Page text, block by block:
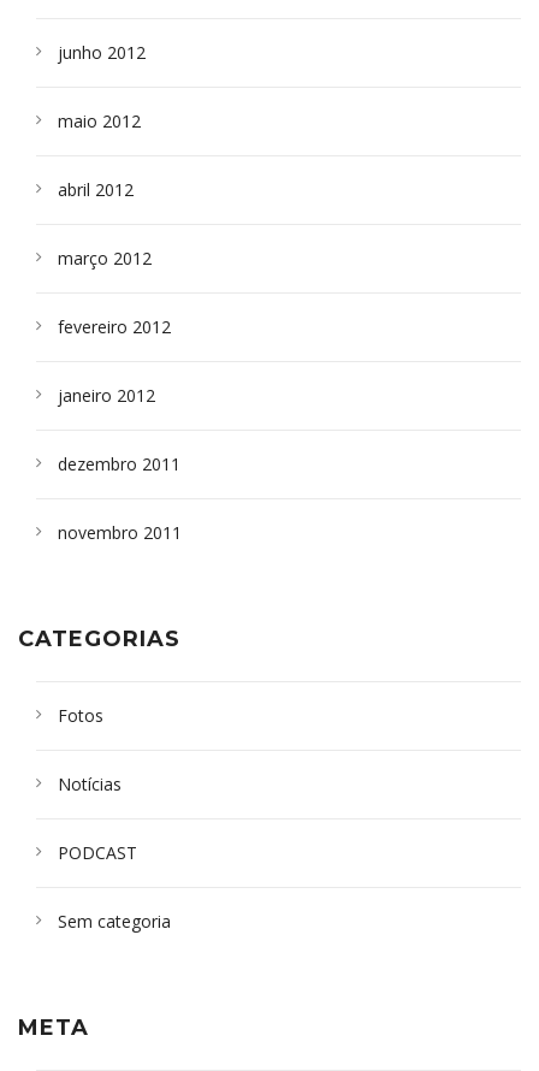
junho 2012
maio 2012
abril 2012
março 2012
fevereiro 2012
janeiro 2012
dezembro 2011
novembro 2011
CATEGORIAS
Fotos
Notícias
PODCAST
Sem categoria
META